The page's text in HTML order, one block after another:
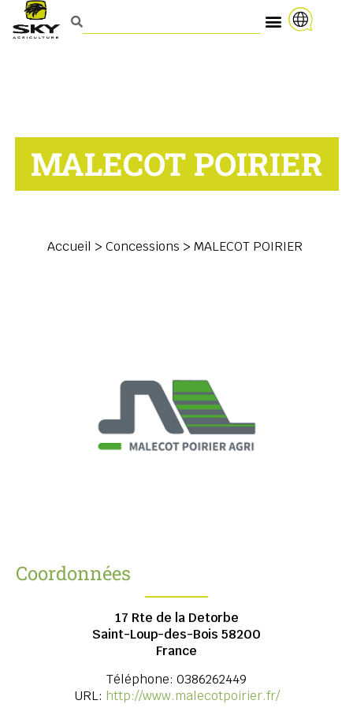
MALECOT POIRIER
Accueil > Concessions > MALECOT POIRIER
Coordonnées
17 Rte de la Detorbe
Saint-Loup-des-Bois 58200
France
Téléphone: 0386262449
URL: http://www.malecotpoirier.fr/